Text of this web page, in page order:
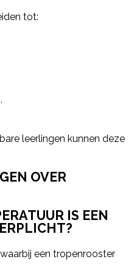
tot:
leerlingen kunnen deze
OVER
IS EEN
een tropenrooster